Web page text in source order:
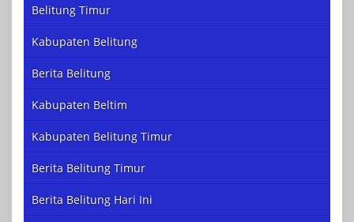
Belitung Timur
Kabupaten Belitung
Berita Belitung
Kabupaten Beltim
Kabupaten Belitung Timur
Berita Belitung Timur
Berita Belitung Hari Ini